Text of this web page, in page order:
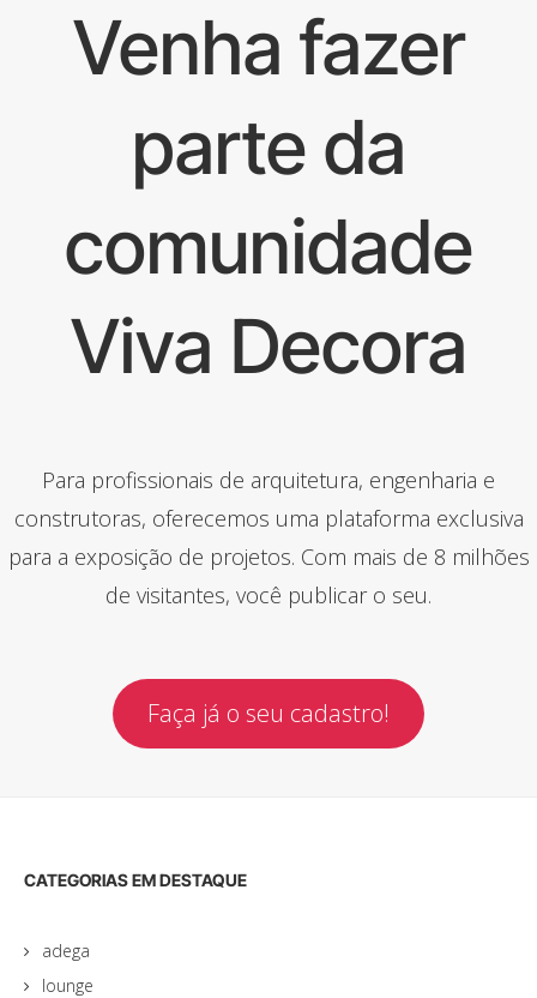
Venha fazer
parte da
comunidade
Viva Decora
Para profissionais de arquitetura, engenharia e
construtoras, oferecemos uma plataforma exclusiva
para a exposição de projetos. Com mais de 8 milhões
de visitantes, você publicar o seu.
Faça já o seu cadastro!
CATEGORIAS EM DESTAQUE
adega
lounge